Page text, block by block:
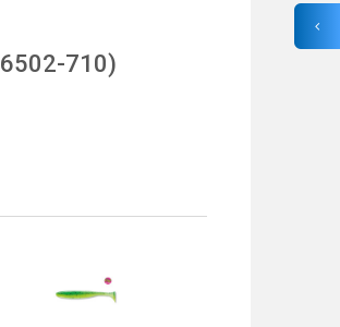
710)